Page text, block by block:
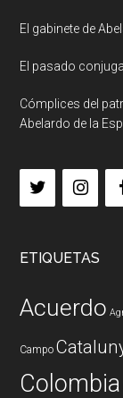
El gabinete de
El pasado
Cómplices del
Abelardo de la
ETIQUETAS
Acuerdo
Campo
Colombia